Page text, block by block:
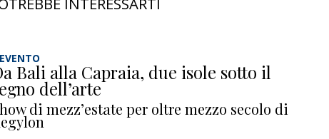
Bali alla Capraia, due isole sotto il
dell’arte
di mezz’estate per oltre mezzo secolo di